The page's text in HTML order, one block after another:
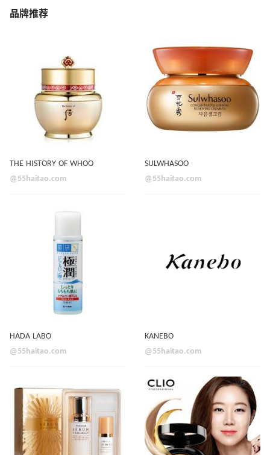
品牌推荐
THE HISTORY OF WHOO
@55haitao.com
SULWHASOO
@55haitao.com
HADA LABO
@55haitao.com
KANEBO
@55haitao.com